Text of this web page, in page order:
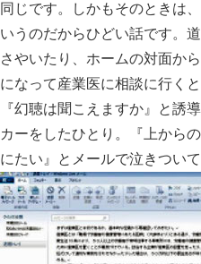
同じです。しかもそのときは
いうのだからひどい話です。
さやいたり、ホームの対面か
になって産業医に相談に行く
『幻聴は聞こえますか』と誘
カーをしたひとり。『上から
にたい』とメールで泣きつい